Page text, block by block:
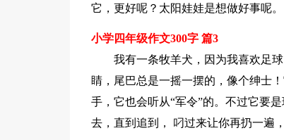
它，更好呢？太阳娃娃是想做好事呢
小学四年级作文300字 篇3
我有一条牧羊犬，因为我喜欢足
睛，尾巴总是一摇一摆的，像个绅士
手，它也会听从“军令”的。不过它要
去，直到追到， 叼过来让你再扔一遍